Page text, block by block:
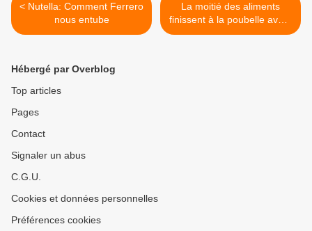
< Nutella: Comment Ferrero
nous entube
La moitié des aliments
finissent à la poubelle avant
même de passer dans nos
Hébergé par Overblog
Top articles
Pages
Contact
Signaler un abus
C.G.U.
Cookies et données personnelles
Préférences cookies